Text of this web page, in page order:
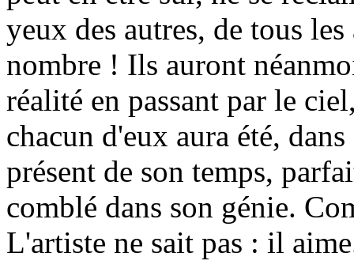
yeux des autres, de tous
nombre ! Ils auront
réalité en passant par le
chacun d'eux aura été,
présent de son temps,
comblé dans son génie.
L'artiste ne sait pas : il